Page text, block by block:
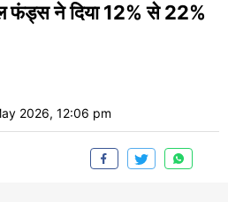
फंड्स ने दिया 12% से 22%
2026, 12:06 pm